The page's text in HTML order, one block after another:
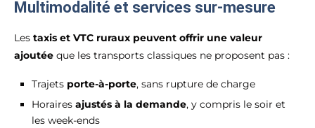
Multimodalité et services sur-mesure
Les taxis et VTC ruraux peuvent offrir une valeur
ajoutée que les transports classiques ne proposent pas :
Trajets porte-à-porte, sans rupture de charge
Horaires ajustés à la demande, y compris le soir et
les week-ends